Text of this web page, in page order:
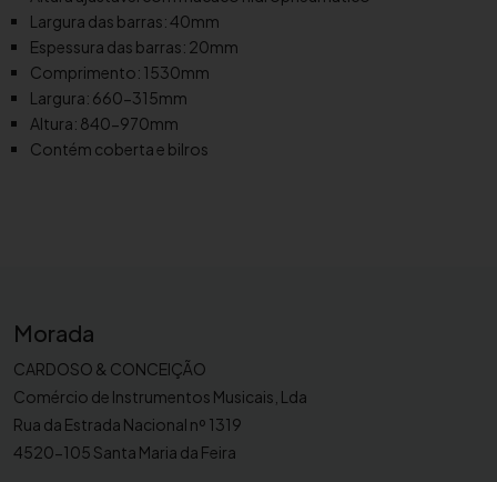
8
r
e
r
a
u
Largura das barras: 40mm
Espessura das barras: 20mm
Comprimento: 1530mm
Largura: 660-315mm
Altura: 840-970mm
Contém coberta e bilros
Morada
CARDOSO & CONCEIÇÃO
Comércio de Instrumentos Musicais, Lda
Rua da Estrada Nacional nº 1319
4520-105 Santa Maria da Feira